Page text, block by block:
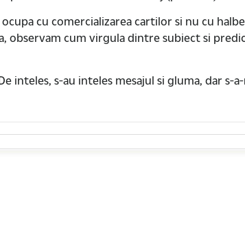
cu comercializarea cartilor si nu cu
cum virgula dintre subiect si
s-au inteles mesajul si gluma, dar s-